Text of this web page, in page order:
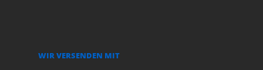
WIR VERSENDEN MIT